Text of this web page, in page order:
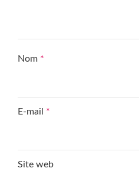
Nom *
E-mail *
Site web